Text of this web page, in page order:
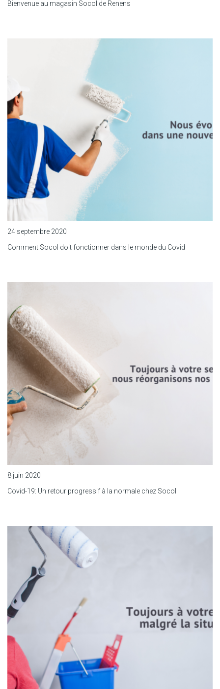
Bienvenue au magasin Socol de Renens
24 septembre 2020
Comment Socol doit fonctionner dans le monde du Covid
8 juin 2020
Covid-19: Un retour progressif à la normale chez Socol